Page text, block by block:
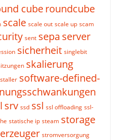
cuberoundcube
scale scale out scale up scam
sent sepa server
sicherheit singlebit
skalierung
software-defined-
srv ssd ssl ssl offloading ssl-
statische ip steam storage
stromversorgung